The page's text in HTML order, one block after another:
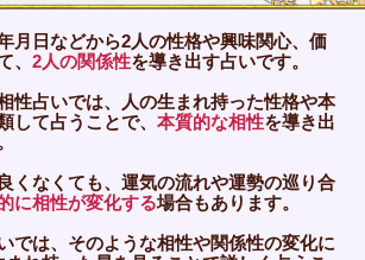
月日などから2人の性格や興味関心、価
、 2人の関係性を導き出す占いです。
性占いでは、人の生まれ持った性格や本
して占うことで、 本質的な相性を導き出
くなくても、運気の流れや運勢の巡り合
に相性が変化する場合もあります。
では、そのような相性や関係性の変化に